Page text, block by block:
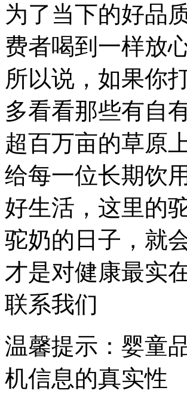
为了当下的好品
费者喝到一样放
所以说，如果你
多看看那些有自
超百万亩的草原
给每一位长期饮
好生活，这里的
驼奶的日子，就
才是对健康最实
联系我们
温馨提示：婴童
机信息的真实性